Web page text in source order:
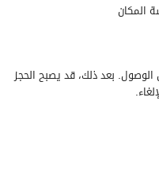
بعد ذلك، قد يصبح الحجز